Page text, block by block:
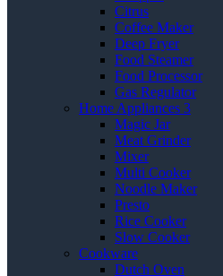
Citrus
Coffee Maker
Deep Fryer
Food Steamer
Food Processor
Gas Regulator
Home Appliances 3
Magic Jar
Meat Grinder
Mixer
Multi Cooker
Noodle Maker
Presto
Rice Cooker
Slow Cooker
Cookware
Dutch Oven